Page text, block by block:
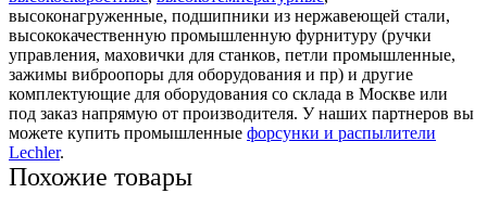
высоконагруженные, подшипники из нержавеющей стали,
высококачественную промышленную фурнитуру (ручки
управления, маховички для станков, петли промышленные,
зажимы виброопоры для оборудования и пр) и другие
комплектующие для оборудования со склада в Москве или
под заказ напрямую от производителя. У наших партнеров вы
можете купить промышленные форсунки и распылители
Lechler.
Похожие товары